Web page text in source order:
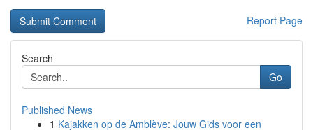
Report Page
Search
Go
Published News
1 Kajakken op de Amblève: Jouw Gids voor een